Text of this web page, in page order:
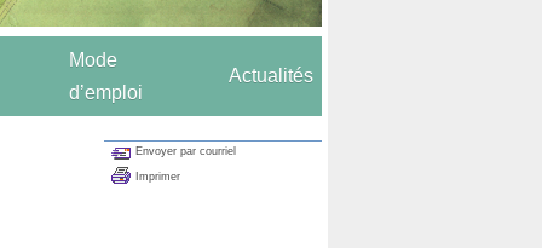
Mode
d’emploi
Actualités
Envoyer par courriel
Imprimer